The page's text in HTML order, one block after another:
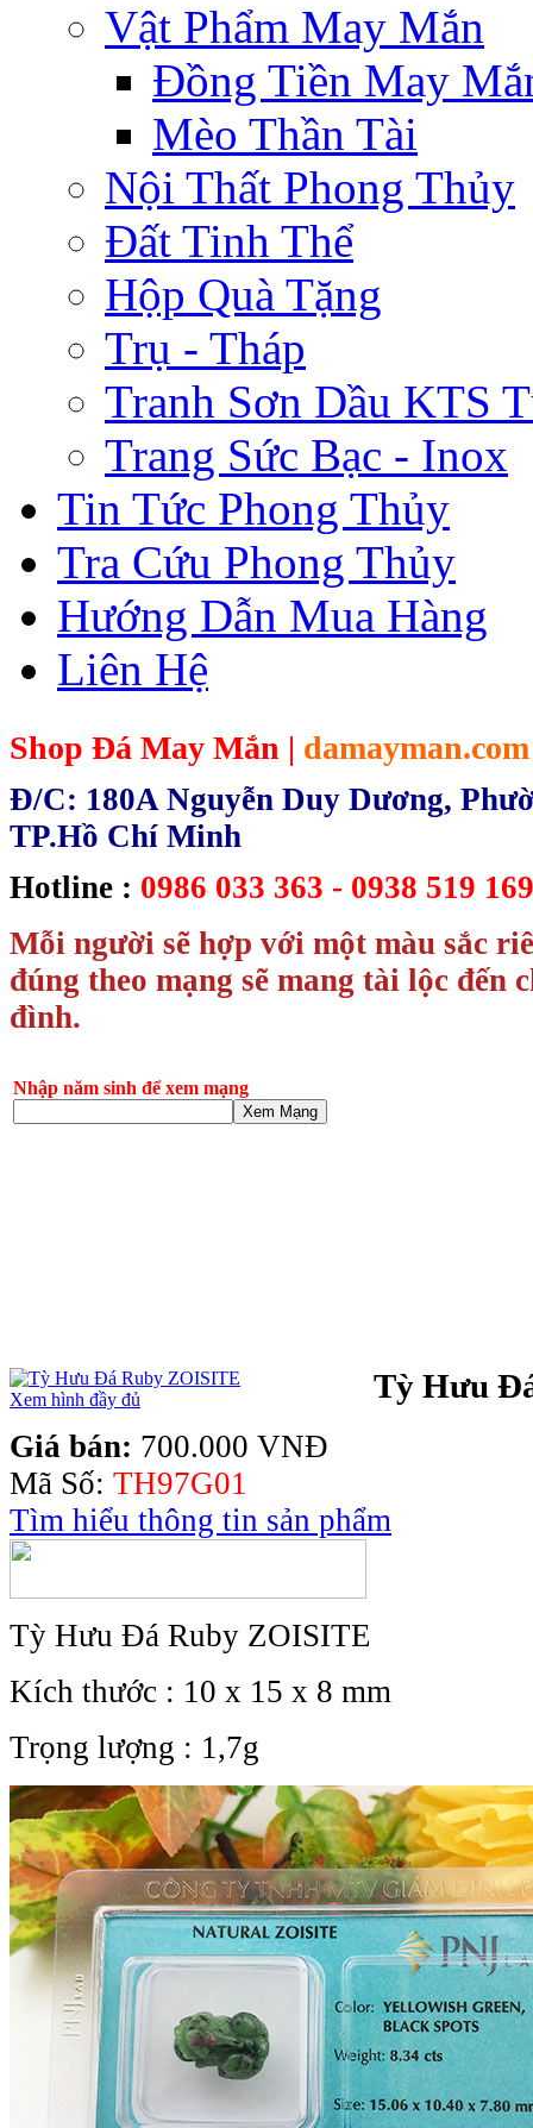
Vật Phẩm May Mắn
Đồng Tiền May
Mèo Thần Tài
Nội Thất Phong Thủy
Đất Tinh Thể
Hộp Quà Tặng
Trụ - Tháp
Tranh Sơn Dầu KTS
Trang Sức Bạc - Inox
Tin Tức Phong Thủy
Tra Cứu Phong Thủy
Hướng Dẫn Mua Hàng
Liên Hệ
Shop Đá May Mắn | damayman.com
Đ/C: 180A Nguyễn Duy Dương,
TP.Hồ Chí Minh
Hotline : 0986 033 363 - 0938 519
Mỗi người sẽ hợp với một màu sắc
đúng theo mạng sẽ mang tài lộc đến
đình.
Nhập năm sinh để xem mạng
Xem Mạng
Xem hình đầy đủ Tỳ Hưu
Giá bán: 700.000 VNĐ
Mã Số: TH97G01
Tìm hiểu thông tin sản phẩm
Tỳ Hưu Đá Ruby ZOISITE
Kích thước : 10 x 15 x 8 mm
Trọng lượng : 1,7g